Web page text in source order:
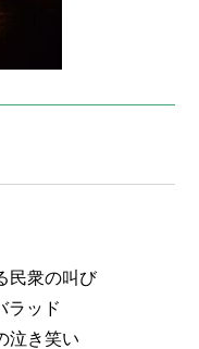
民衆の叫び
ラッド
泣き笑い